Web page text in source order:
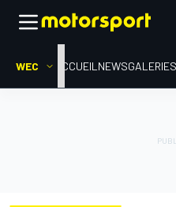
WEC ACCUEIL NEWS